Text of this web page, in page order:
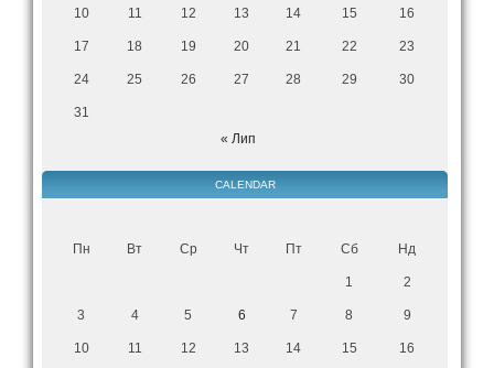
10 11 12 13 14 15 16
17 18 19 20 21 22 23
24 25 26 27 28 29 30
31
« Лип
CALENDAR
Пн Вт Ср Чт Пт Сб Нд
1 2
3 4 5 6 7 8 9
10 11 12 13 14 15 16